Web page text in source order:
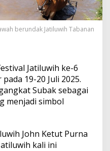
berundak Jatiluwih Tabanan
Jatiluwih ke-6
19-20 Juli 2025.
Subak sebagai
menjadi simbol
John Ketut Purna
kali ini